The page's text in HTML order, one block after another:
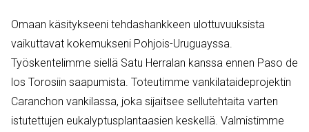
Omaan käsitykseeni tehdashankkeen ulottuvuuksista
vaikuttavat kokemukseni Pohjois-Uruguayssa.
Työskentelimme siellä Satu Herralan kanssa ennen Paso de
los Torosiin saapumista. Toteutimme vankilataideprojektin
Caranchon vankilassa, joka sijaitsee sellutehtaita varten
istutettujen eukalyptusplantaasien keskellä. Valmistimme